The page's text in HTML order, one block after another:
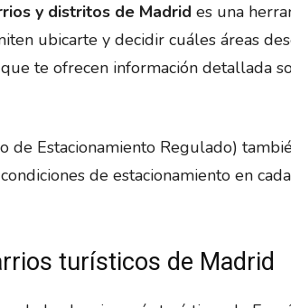
y distritos de Madrid es una
ubicarte y decidir cuáles áreas
te ofrecen información detallada
de Estacionamiento Regulado)
de estacionamiento en
turísticos de Madrid